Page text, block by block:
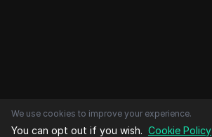
We use cookies to improve your experience.
You can opt out if you wish. Cookie Policy